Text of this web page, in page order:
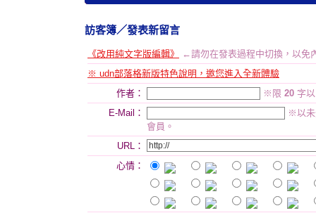
訪客簿／發表新留言
《改用純文字版編輯》
←請勿在發表過程中切換，以免
※ udn部落格新版特色說明，邀您進入全新體驗
作者：
※限 20 字
E-Mail：
※以未
會員。
URL：
心情：